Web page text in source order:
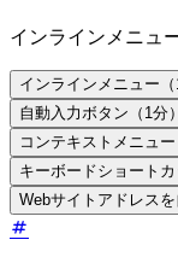
インラインメニュ
インラインメニュー（
自動入力ボタン（1分）
コンテキストメニュー
キーボードショートカ
Webサイトアドレスを